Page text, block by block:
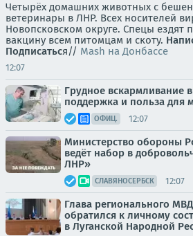
Четырёх домашних животных с
ветеринары в ЛНР. Всех носителей
Новопсковском округе. Спецы ездят
вакцину всем питомцам и скоту.
Подписаться// Mash на Донбассе
12:07
Грудное вскармливание
поддержка и польза для
ОФИЦ. 12:07
Министерство обороны
ведёт набор в
ЛНР»
СЛАВЯНОСЕРБСК 12:07
Глава регионального
обратился к личному
в Луганской Народной